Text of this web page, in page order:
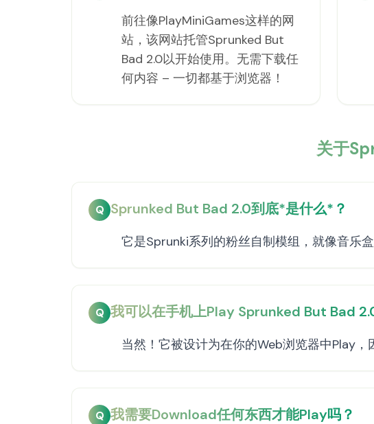
前往像PlayMiniGames这样的网
站，该网站托管Sprunked But
Bad 2.0以开始使用。无需下载任
何内容 – 一切都基于浏览器！
关于
Q Sprunked But Bad 2.0到底*是什么*？
它是Sprunki系列的粉丝自制模组，就像音乐
Q 我可以在手机上Play Sprunked But Bad
当然！它被设计为在你的Web浏览器中Play，
Q 我需要Download任何东西才能Play吗？